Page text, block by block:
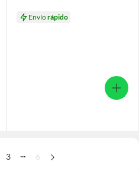
Envíorápido
3 ... 6